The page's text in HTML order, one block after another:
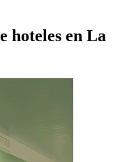
hoteles en La